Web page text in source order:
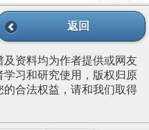
返回
及资料均为作者提供或网友
习和研究使用，版权归原
合法权益，请和我们取得